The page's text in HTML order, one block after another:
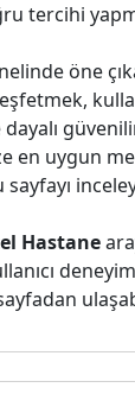
tercihi
öne
en uygun
Hastane